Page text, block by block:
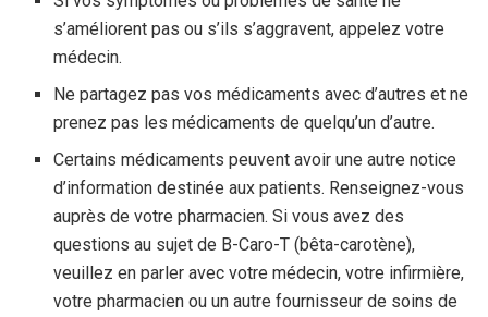
s’améliorent pas ou s’ils s’aggravent, appelez votre
médecin.
Ne partagez pas vos médicaments avec d’autres et ne
prenez pas les médicaments de quelqu’un d’autre.
Certains médicaments peuvent avoir une autre notice
d’information destinée aux patients. Renseignez-vous
auprès de votre pharmacien. Si vous avez des
questions au sujet de B-Caro-T (bêta-carotène),
veuillez en parler avec votre médecin, votre infirmière,
votre pharmacien ou un autre fournisseur de soins de